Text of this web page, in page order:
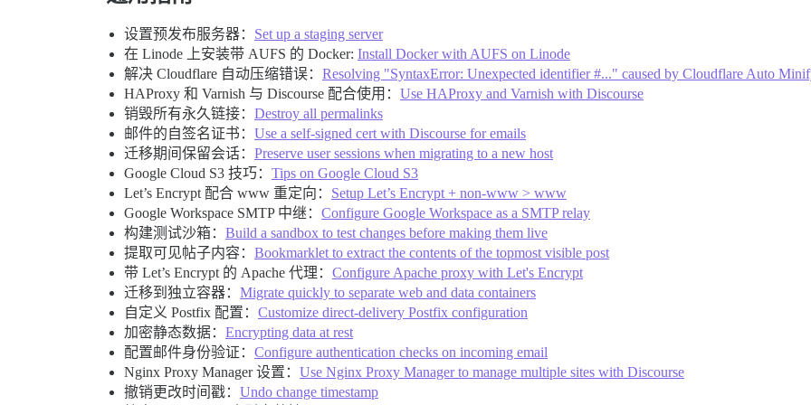
设置预发布服务器： Set up a staging server
在 Linode 上安装带 AUFS 的 Docker: Install Docker with AUFS on Linode
解决 Cloudflare 自动压缩错误： Resolving "SyntaxError: Unexpected identifier #..." caused by Cloudflare Auto
HAProxy 和 Varnish 与 Discourse 配合使用： Use HAProxy and Varnish with Discourse
销毁所有永久链接： Destroy all permalinks
邮件的自签名证书： Use a self-signed cert with Discourse for emails
迁移期间保留会话： Preserve user sessions when migrating to a new host
Google Cloud S3 技巧： Tips on Google Cloud S3
Let’s Encrypt 配合 www 重定向： Setup Let’s Encrypt + non-www > www
Google Workspace SMTP 中继： Configure Google Workspace as a SMTP relay
构建测试沙箱： Build a sandbox to test changes before making them live
提取可见帖子内容： Bookmarklet to extract the contents of the topmost visible post
带 Let’s Encrypt 的 Apache 代理： Configure Apache proxy with Let's Encrypt
迁移到独立容器： Migrate quickly to separate web and data containers
自定义 Postfix 配置： Customize direct-delivery Postfix configuration
加密静态数据： Encrypting data at rest
配置邮件身份验证： Configure authentication checks on incoming email
Nginx Proxy Manager 设置： Use Nginx Proxy Manager to manage multiple sites with Discourse
撤销更改时间戳： Undo change timestamp